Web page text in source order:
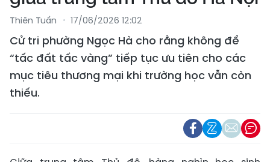
Thiên Tuấn 17/06/2026 12:02
Cử tri phường Ngọc Hà cho rằng không để
“tấc đất tấc vàng” tiếp tục ưu tiên cho các
mục tiêu thương mại khi trường học vẫn còn
thiếu.